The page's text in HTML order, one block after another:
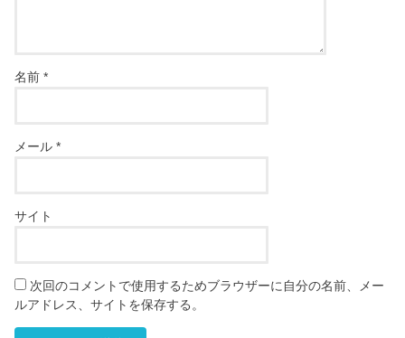
名前*
メール*
サイト
次回のコメントで使用するためブラウザーに自分の名前、メー
ルアドレス、サイトを保存する。